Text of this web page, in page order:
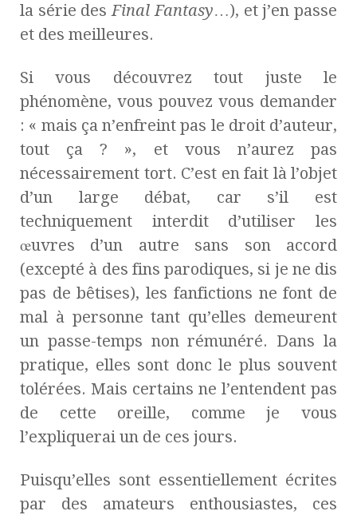
la série desFinal Fantasy…), et j’en passe
et des meilleures.
Si vous découvrez tout juste le
phénomène, vous pouvez vous demander
: « mais ça n’enfreint pas le droit d’auteur,
tout ça ? », et vous n’aurez pas
nécessairement tort. C’est en fait là l’objet
d’un large débat, car s’il est
techniquement interdit d’utiliser les
œuvres d’un autre sans son accord
(excepté à des fins parodiques, si je ne dis
pas de bêtises), les fanfictions ne font de
mal à personne tant qu’elles demeurent
un passe-temps non rémunéré. Dans la
pratique, elles sont donc le plus souvent
tolérées. Mais certains ne l’entendent pas
de cette oreille, comme je vous
l’expliquerai un de ces jours.
Puisqu’elles sont essentiellement écrites
par des amateurs enthousiastes, ces